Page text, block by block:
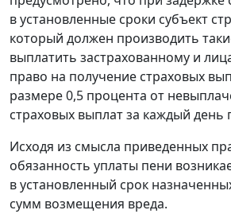
в установленные сроки субъект
который должен производить
выплатить застрахованному и
право на получение страховых
размере 0,5 процента от
страховых выплат за каждый день
Исходя из смысла приведенных
обязанность уплаты пени
в установленный срок
сумм возмещения вреда.